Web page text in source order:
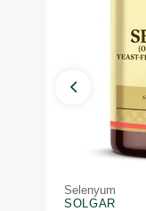
Selenyum
SOLGAR